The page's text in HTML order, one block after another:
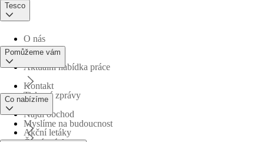
Tesco
O nás
Aktuální nabídka práce
Tiskové zprávy
Myslíme na budoucnost
Pomůžeme vám
Kontakt
Najdi obchod
Co nabízíme
Akční letáky